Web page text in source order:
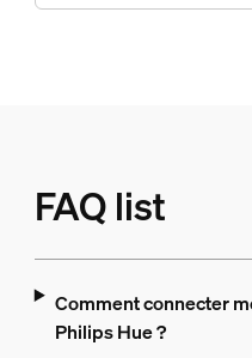
FAQ list
Comment connecter
Philips Hue ?